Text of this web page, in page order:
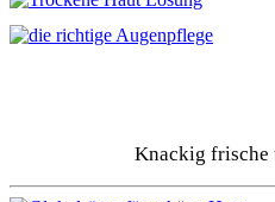
Knackig frische